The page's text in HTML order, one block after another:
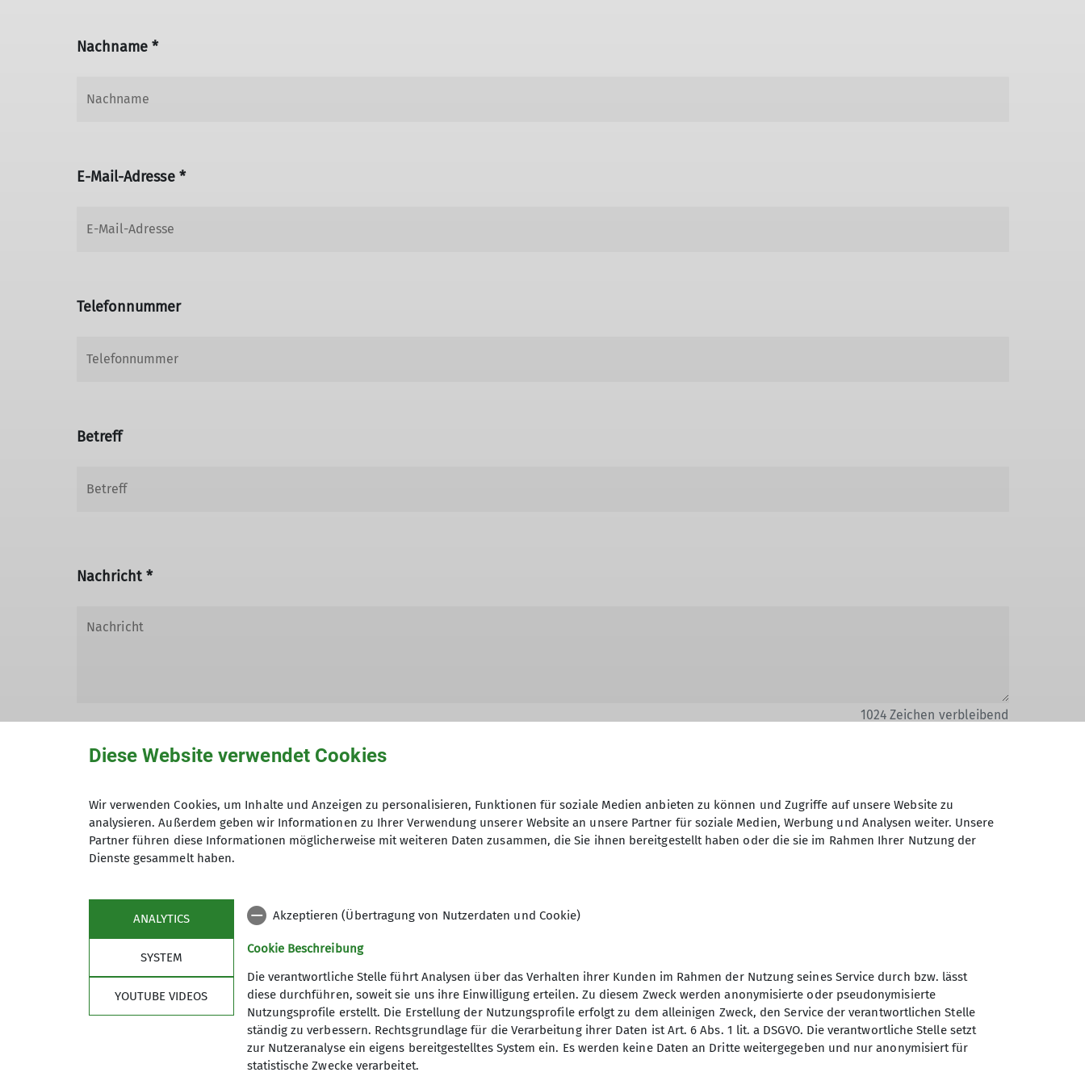
Nachname *
E-Mail-Adresse *
Telefonnummer
Betreff
Nachricht *
1024Zeichen verbleibend
Hiermit bestätige ich die Kenntnisnahme der Datenschutzerklärung *
Hiermit erkläre ich mich einverstanden, dass meine in das Kontaktformular eingegebenen Daten elektronisch gesichert und zum
Zweck der Kontaktaufnahme verarbeitet und genutzt werden. Mir ist bekannt, dass ich meine Einwilligung jederzeit wiederrufen kann.
Service
Sektion Bergbund Rosenheim
Diese Website verwendet Cookies
Wir verwenden Cookies, um Inhalte und Anzeigen zu personalisieren, Funktionen für soziale Medien anbieten zu können und Zugriffe auf unsere Website zu
analysieren. Außerdem geben wir Informationen zu Ihrer Verwendung unserer Website an unsere Partner für soziale Medien, Werbung und Analysen weiter. Unsere
Partner führen diese Informationen möglicherweise mit weiteren Daten zusammen, die Sie ihnen bereitgestellt haben oder die sie im Rahmen Ihrer Nutzung der
Dienste gesammelt haben.
ANALYTICS
SYSTEM
YOUTUBE VIDEOS
Akzeptieren (Übertragung von Nutzerdaten und Cookie)
Cookie Beschreibung
Die verantwortliche Stelle führt Analysen über das Verhalten ihrer Kunden im Rahmen der Nutzung seines Service durch bzw. lässt
diese durchführen, soweit sie uns ihre Einwilligung erteilen. Zu diesem Zweck werden anonymisierte oder pseudonymisierte
Nutzungsprofile erstellt. Die Erstellung der Nutzungsprofile erfolgt zu dem alleinigen Zweck, den Service der verantwortlichen Stelle
ständig zu verbessern. Rechtsgrundlage für die Verarbeitung ihrer Daten ist Art. 6 Abs. 1 lit. a DSGVO. Die verantwortliche Stelle setzt
zur Nutzeranalyse ein eigens bereitgestelltes System ein. Es werden keine Daten an Dritte weitergegeben und nur anonymisiert für
statistische Zwecke verarbeitet.